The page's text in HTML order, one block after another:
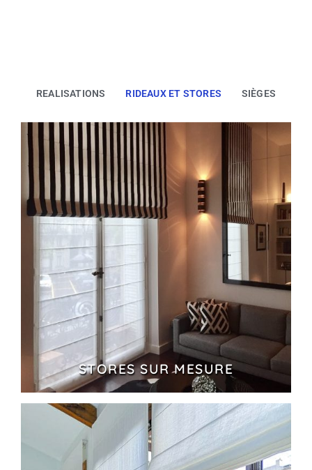
REALISATIONS RIDEAUX ET STORES SIÈGES
STORES SUR MESURE